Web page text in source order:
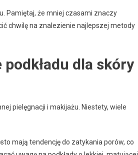
Pamiętaj, że mniej czasami znaczy
chwilę na znalezienie najlepszej metody
dla skóry
pielęgnacji i makijażu. Niestety, wiele
mają tendencję do zatykania porów, co